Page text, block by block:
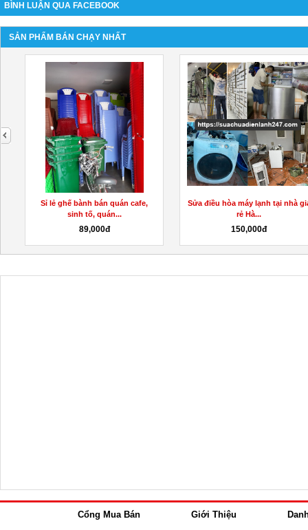
BÌNH LUẬN QUA FACEBOOK
SẢN PHẨM BÁN CHẠY NHẤT
Sửa điều hòa máy lạnh tại nhà giá
rẻ Hà...
150,000đ
Giới thiệu mẫu máy lạnh tủ đứng
mới nhất...
1,000,000đ
next
Cổng Mua Bán Giới Thiệu